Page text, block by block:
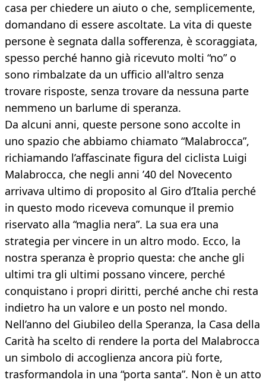
casa per chiedere un aiuto o che, semplicemente,
domandano di essere ascoltate. La vita di queste
persone è segnata dalla sofferenza, è scoraggiata,
spesso perché hanno già ricevuto molti “no” o
sono rimbalzate da un ufficio all'altro senza
trovare risposte, senza trovare da nessuna parte
nemmeno un barlume di speranza.
Da alcuni anni, queste persone sono accolte in
uno spazio che abbiamo chiamato “Malabrocca”,
richiamando l’affascinate figura del ciclista Luigi
Malabrocca, che negli anni ’40 del Novecento
arrivava ultimo di proposito al Giro d’Italia perché
in questo modo riceveva comunque il premio
riservato alla “maglia nera”. La sua era una
strategia per vincere in un altro modo. Ecco, la
nostra speranza è proprio questa: che anche gli
ultimi tra gli ultimi possano vincere, perché
conquistano i propri diritti, perché anche chi resta
indietro ha un valore e un posto nel mondo.
Nell’anno del Giubileo della Speranza, la Casa della
Carità ha scelto di rendere la porta del Malabrocca
un simbolo di accoglienza ancora più forte,
trasformandola in una “porta santa”. Non è un atto